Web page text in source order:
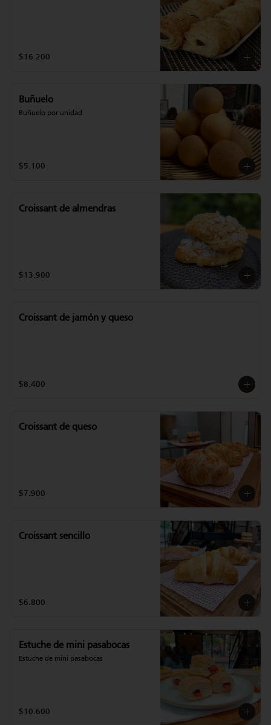
$16.200
Buñuelo
Buñuelo por unidad
$5.100
Croissant de almendras
$13.900
Croissant de jamón y queso
$8.400
Croissant de queso
$7.900
Croissant sencillo
$6.800
Estuche de mini pasabocas
Estuche de mini pasabocas
$10.600